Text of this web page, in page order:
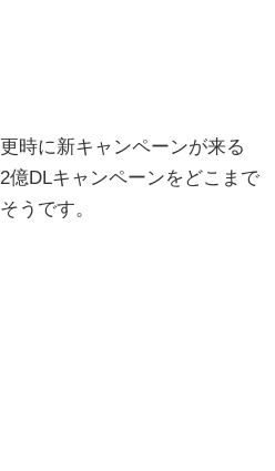
時に新キャンペーンが来る
億DLキャンペーンをどこまで
うです。